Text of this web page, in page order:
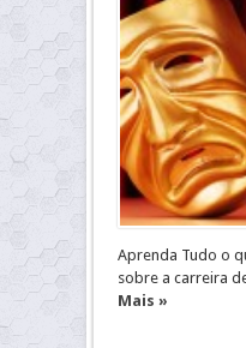
Aprenda Tudo o
sobre a carreira
Mais »